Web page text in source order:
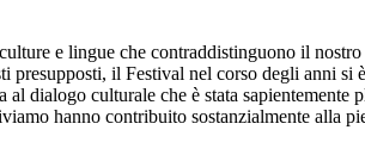
e lingue che contraddistinguono il
il Festival nel corso degli anni
dialogo culturale che è stata sapientemente
hanno contribuito sostanzialmente alla